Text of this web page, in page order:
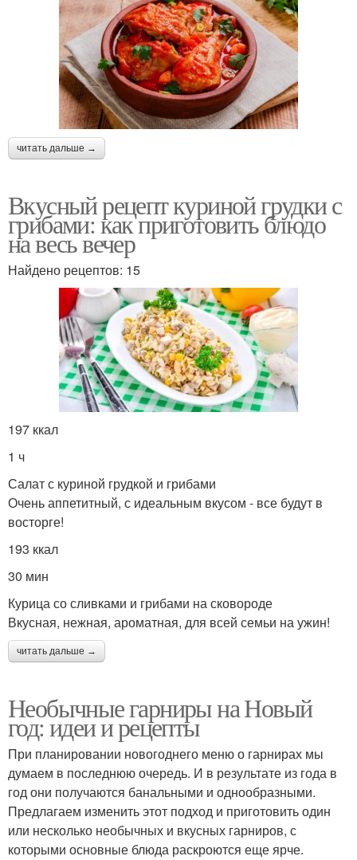
читать дальше →
Вкусный рецепт куриной грудки с
грибами: как приготовить блюдо
на весь вечер
Найдено рецептов: 15
197 ккал
1 ч
Салат с куриной грудкой и грибами
Очень аппетитный, с идеальным вкусом - все будут в
восторге!
193 ккал
30 мин
Курица со сливками и грибами на сковороде
Вкусная, нежная, ароматная, для всей семьи на ужин!
читать дальше →
Необычные гарниры на Новый
год: идеи и рецепты
При планировании новогоднего меню о гарнирах мы
думаем в последнюю очередь. И в результате из года в
год они получаются банальными и однообразными.
Предлагаем изменить этот подход и приготовить один
или несколько необычных и вкусных гарниров, с
которыми основные блюда раскроются еще ярче.